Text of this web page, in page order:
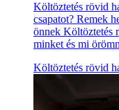
Költöztetés rövid
csapatot? Remek
önnek Költöztetés
minket és mi
Költöztetés rövid